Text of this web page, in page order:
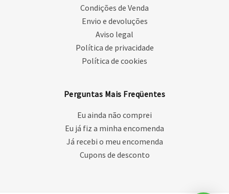
Condições de Venda
Envio e devoluções
Aviso legal
Política de privacidade
Política de cookies
Perguntas Mais Freqüentes
Eu ainda não comprei
Eu já fiz a minha encomenda
Já recebi o meu encomenda
Cupons de desconto